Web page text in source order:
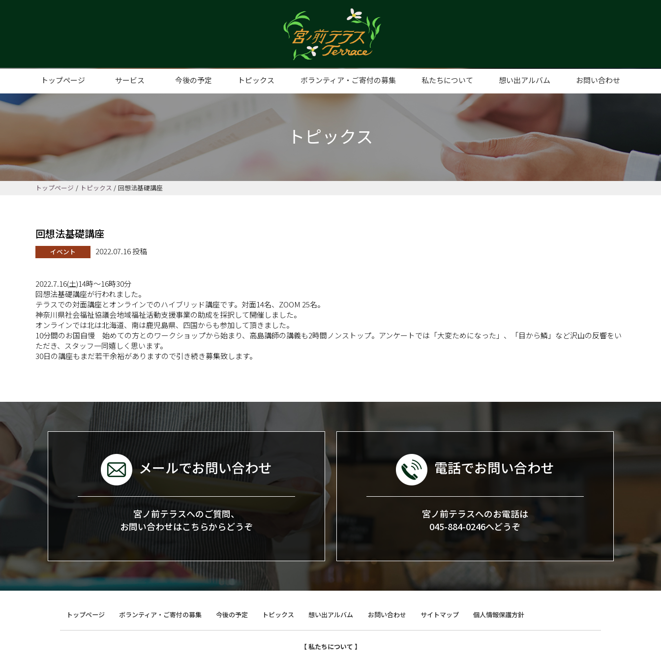
トップページ サービス
コミュニティカフェ 子ども食堂（みやまえ食堂）
こども、子育てサポート みやまえ食堂（子ども食堂）
レンタルスペース
高齢者サポート
コミュニティイベント、サポート事業
今後の予定 トピックス ボランティア・ご寄付の募集 私たちについて
代表あいさつ
想い出アルバム お問い合わせ
トピックス
トップページ トピックス 回想法基礎講座
回想法基礎講座
イベント 2022.07.16 投稿
2022.7.16(土)14時～16時30分
回想法基礎講座が行われました。
テラスでの対面講座とオンラインでのハイブリッド講座です。対面14名、ZOOM 25名。
神奈川県社会福祉協議会地域福祉活動支援事業の助成を採択して開催しました。
オンラインでは北は北海道、南は鹿児島県、四国からも参加して頂きました。
10分間のお国自慢 始めての方とのワークショップから始まり、高島講師の講義も2時間ノンストップ。アンケートでは「大変ためになった」、「目から鱗」など沢山の反響をい
ただき、スタッフ一同嬉しく思います。
30日の講座もまだ若干余裕がありますので引き続き募集致します。
メールでお問い合わせ
宮ノ前テラスへのご質問、
お問い合わせはこちらからどうぞ
電話でお問い合わせ
宮ノ前テラスへのお電話は
045-884-0246へどうぞ
トップページ ボランティア・ご寄付の募集 今後の予定 トピックス 想い出アルバム お問い合わせ サイトマップ 個人情報保護方針
【 私たちについて 】